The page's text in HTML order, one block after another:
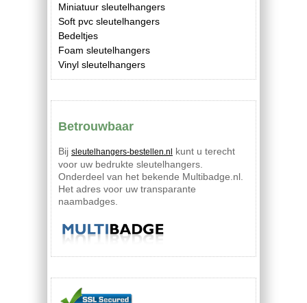
Miniatuur sleutelhangers
Soft pvc sleutelhangers
Bedeltjes
Foam sleutelhangers
Vinyl sleutelhangers
Betrouwbaar
Bij sleutelhangers-bestellen.nl
kunt u terecht
voor uw bedrukte sleutelhangers.
Onderdeel van het bekende Multibadge.nl.
Het adres voor uw transparante
naambadges.